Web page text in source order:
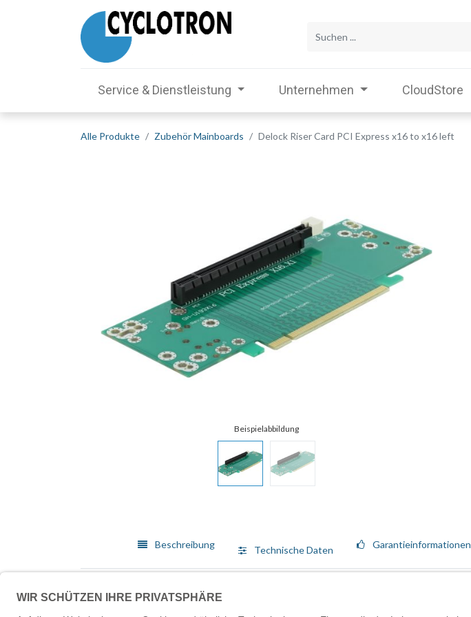
Service & Dienstleistung Unternehmen CloudStore
Alle Produkte Zubehör Mainboards Delock Riser Card PCI Express x16 to x16 left
Beschreibung Technische Daten Garantieinformationen
eine vertikale Installation aus Platzgründen nicht möglich ist.